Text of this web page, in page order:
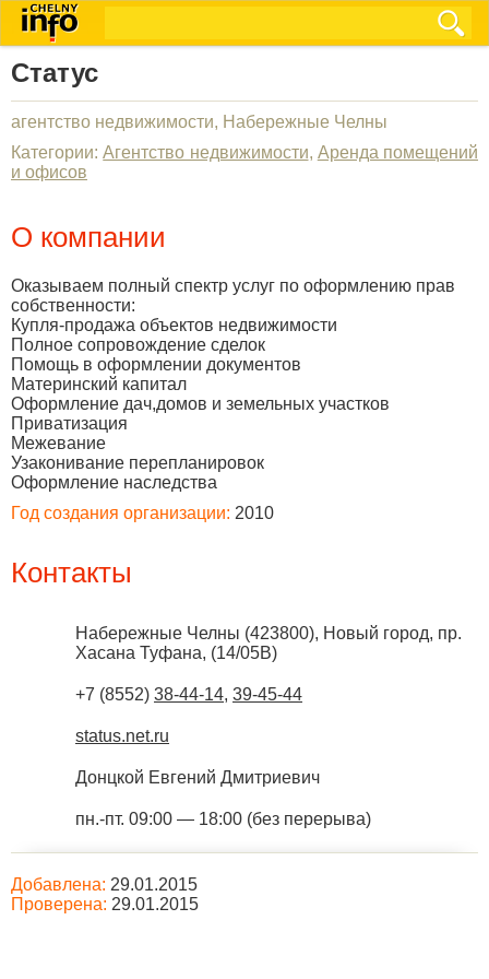
Статус
агентство недвижимости, Набережные Челны
Категории:Агентство недвижимости, Аренда помещений
и офисов
О компании
Оказываем полный спектр услуг по оформлению прав
собственности:
Купля-продажа объектов недвижимости
Полное сопровождение сделок
Помощь в оформлении документов
Материнский капитал
Оформление дач,домов и земельных участков
Приватизация
Межевание
Узаконивание перепланировок
Оформление наследства
Год создания организации: 2010
Контакты
Набережные Челны (423800), Новый город, пр.
Хасана Туфана, (14/05В)
+7 (8552) 38-44-14, 39-45-44
status.net.ru
Донцкой Евгений Дмитриевич
пн.-пт. 09:00 — 18:00 (без перерыва)
Добавлена: 29.01.2015
Проверена: 29.01.2015